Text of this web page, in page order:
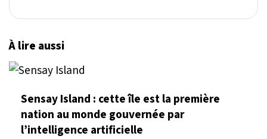
À lire aussi
Sensay Island : cette île est la première
nation au monde gouvernée par
l’intelligence artificielle